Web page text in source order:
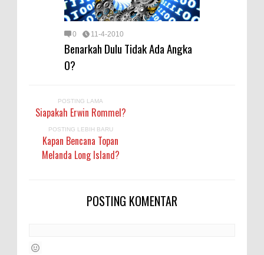
0 11-4-2010
Benarkah Dulu Tidak Ada Angka
0?
POSTING LAMA
Siapakah Erwin Rommel?
POSTING LEBIH BARU
Kapan Bencana Topan
Melanda Long Island?
POSTING KOMENTAR